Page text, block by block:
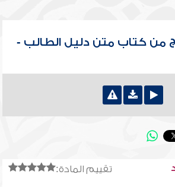
من كتاب متن دليل الطالب -
تقييم المادة: